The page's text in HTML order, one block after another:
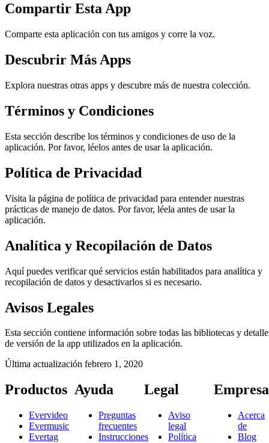
Compartir Esta App
Comparte esta aplicación con tus amigos y corre la voz.
Descubrir Más Apps
Explora nuestras otras apps y descubre más de nuestra colección.
Términos y Condiciones
Esta sección describe los términos y condiciones de uso de la
aplicación. Por favor, léelos antes de usar la aplicación.
Política de Privacidad
Visita la página de política de privacidad para entender nuestras
prácticas de manejo de datos. Por favor, léela antes de usar la
aplicación.
Analítica y Recopilación de Datos
Aquí puedes verificar qué servicios están habilitados para analítica y
recopilación de datos y desactivarlos si es necesario.
Avisos Legales
Esta sección contiene información sobre todas las bibliotecas y
de versión de la app utilizados en la aplicación.
Última actualización febrero 1, 2020
Productos
Evervideo
Evermusic
Evertag
Ayuda
Preguntas
frecuentes
Instrucciones
Legal
Aviso
legal
Política
Empresa
Acerca
de
Blog